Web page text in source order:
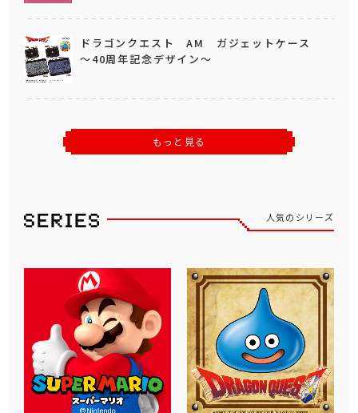
ドラゴンクエスト AM ガジェットケース
～40周年記念デザイン～
もっと見る
人気のシリーズ